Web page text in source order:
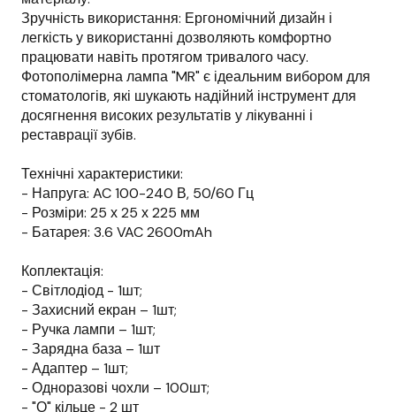
Зручність використання: Ергономічний дизайн і
легкість у використанні дозволяють комфортно
працювати навіть протягом тривалого часу.
Фотополімерна лампа "MR" є ідеальним вибором для
стоматологів, які шукають надійний інструмент для
досягнення високих результатів у лікуванні і
реставрації зубів.
Технічні характеристики:
- Напруга: AC 100-240 В, 50/60 Гц
- Розміри: 25 х 25 х 225 мм
- Батарея: 3.6 VAC 2600mAh
Коплектація:
- Світлодіод - 1шт;
- Захисний екран – 1шт;
- Ручка лампи – 1шт;
- Зарядна база – 1шт
- Адаптер – 1шт;
- Одноразові чохли – 100шт;
- "О" кільце - 2 шт